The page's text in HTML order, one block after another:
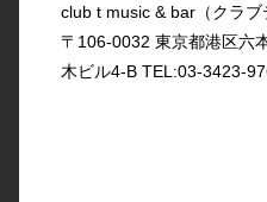
club t music & bar（クラブ
〒106-0032 東京都港区
木ビル4-B TEL:03-3423-